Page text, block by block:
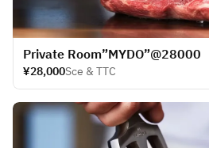
​Private Room”MYDO”@28000
¥28,000Sce & TTC